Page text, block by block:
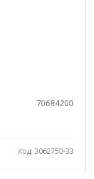
70684200
Код: 3062750-33